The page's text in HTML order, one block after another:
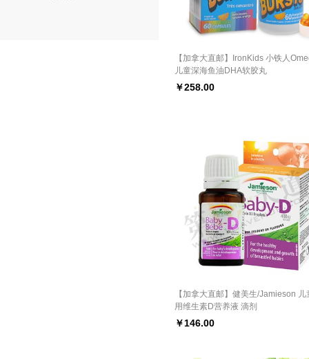
【加拿大直邮】IronKids 小铁人
儿童深海鱼油DHA软胶丸
￥258.00
【加拿大直邮】健美生/Jamieson 儿
用维生素D营养液 滴剂
￥146.00